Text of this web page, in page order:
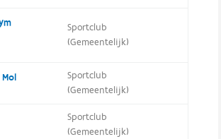
Sportclub
(Gemeentelijk)
Sportclub
(Gemeentelijk)
Sportclub
(Gemeentelijk)